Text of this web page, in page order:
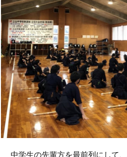
中学生の先輩方を最前列にして、